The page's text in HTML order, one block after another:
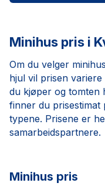
Minihus pris i
Om du velger
hjul vil prisen
du kjøper og tomten
finner du
typene. Prisene er
samarbeidspartnere.
Minihus pris